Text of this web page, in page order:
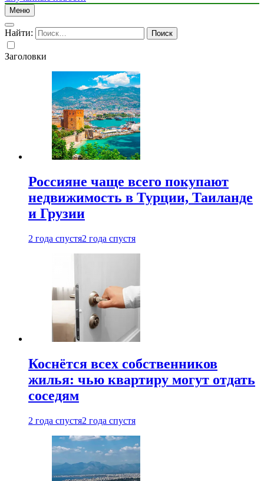
Меню
Найти:
Заголовки
Россияне чаще всего покупают
недвижимость в Турции, Таиланде
и Грузии
2 года спустя2 года спустя
Коснётся всех собственников
жилья: чью квартиру могут отдать
соседям
2 года спустя2 года спустя